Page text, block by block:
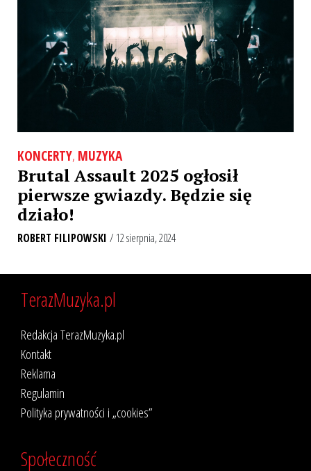
KONCERTY, MUZYKA
Brutal Assault 2025 ogłosił
pierwsze gwiazdy. Będzie się
działo!
ROBERT FILIPOWSKI / 12 sierpnia, 2024
TerazMuzyka.pl
Redakcja TerazMuzyka.pl
Kontakt
Reklama
Regulamin
Polityka prywatności i „cookies”
Społeczność